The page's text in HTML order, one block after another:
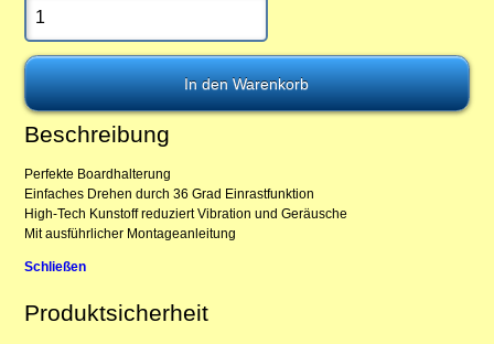
Beschreibung
Perfekte Boardhalterung
Einfaches Drehen durch 36 Grad Einrastfunktion
High-Tech Kunstoff reduziert Vibration und Geräusche
Mit ausführlicher Montageanleitung
Schließen
Produktsicherheit